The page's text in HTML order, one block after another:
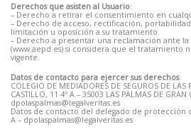
Derechos que asisten al Usuario:
– Derecho a retirar el consentimiento en
– Derecho de acceso, rectificación, portabilidad
limitación u oposición a su tratamiento.
– Derecho a presentar una reclamación ante
(www.aepd.es) si considera que el tratamiento
vigente.
Datos de contacto para ejercer sus derechos:
COLEGIO DE MEDIADORES DE SEGUROS DE LAS
CASTILLO, 11 4º A – 35003 LAS PALMAS DE
dpolaspalmas@legalveritas.es
Datos de contacto del delegado de protección
A – dpolaspalmas@legalveritas.es